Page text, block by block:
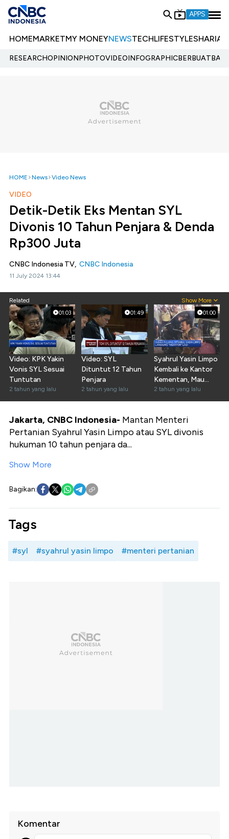
APPS
HOMEMARKETMY MONEYNEWSTECHLIFESTYLESHARIA
RESEARCHOPINIONPHOTOVIDEOINFOGRAPHIC
HOME News Video News
VIDEO
Detik-Detik Eks Mentan SYL
Divonis 10 Tahun Penjara & Denda
Rp300 Juta
CNBC Indonesia TV, CNBC Indonesia
11 July 2024 13:44
Related Show More
01:03
Video: KPK Yakin
Vonis SYL Sesuai
Tuntutan
2 tahun yang lalu
01:49
Video: SYL
Dituntut 12 Tahun
Penjara
2 tahun yang lalu
01:00
Syahrul Yasin Limpo
Kembali ke Kantor
Kementan, Mau
Pamit?
2 tahun yang lalu
Jakarta, CNBC Indonesia- Mantan Menteri
Pertanian Syahrul Yasin Limpo atau SYL divonis
hukuman 10 tahun penjara da...
Show More
Bagikan:
Tags
#syl #syahrul yasin limpo #menteri pertanian
Komentar